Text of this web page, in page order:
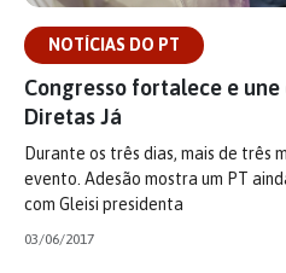
NOTÍCIAS DO PT
Congresso fortalece e une
Diretas Já
Durante os três dias, mais de três
evento. Adesão mostra um PT
com Gleisi presidenta
03/06/2017